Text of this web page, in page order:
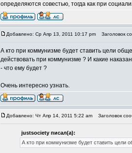
определяются совестью, тогда как при
Добавлено: Ср Апр 13, 2011 10:17 pm Заголовок
А кто при коммунизме будет ставить цели
действовать при коммунизме ? И какие
- что ему будет ?
Очень интересно узнать.
Добавлено: Чт Апр 14, 2011 5:22 am Заголовок
justsociety писал(а):
А кто при коммунизме будет ставить цели